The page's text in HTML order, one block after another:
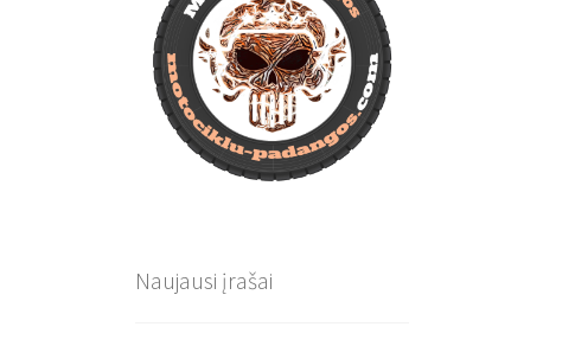
Naujausi įrašai